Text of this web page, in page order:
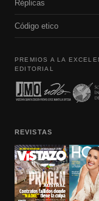
Réplicas
Código etico
PREMIOS A LA
EDITORIAL
REVISTAS